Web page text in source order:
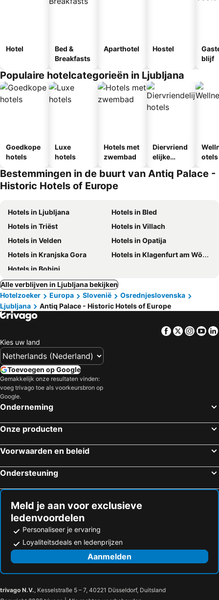
Hotel
Bed &
Breakfasts
Aparthotel Hostel
blijf
Populaire hotelcategorieën in Ljubljana
Goedkope
hotels
Luxe
hotels
Hotels met
zwembad
Diervriend
elijke
otels
Bestemmingen in de buurt van Antiq Palace -
Historic Hotels of Europe
Hotels in Ljubljana
Hotels in Bled
Hotels in Triëst
Hotels in Villach
Hotels in Velden
Hotels in Opatija
Hotels in Kranjska Gora
Hotels in Klagenfurt am Wörthersee
Hotels in Bohinj
Alle verblijven in Ljubljana bekijken
Hotelzoeker
Europa Slovenië
Osrednjeslovenska
Ljubljana
Antiq Palace - Historic Hotels of Europe
Facebook
Twitter
Kies uw land
Toevoegen op Google
Gemakkelijk onze resultaten vinden:
voeg trivago toe als voorkeursbron op
Google.
Onderneming
Onze producten
Voorwaarden en beleid
Ondersteuning
Meld je aan voor exclusieve
ledenvoordelen
Personaliseer je ervaring
Loyaliteitsdeals en ledenprijzen
Aanmelden
trivago N.V., Kesselstraße 5 – 7, 40221 Düsseldorf, Duitsland